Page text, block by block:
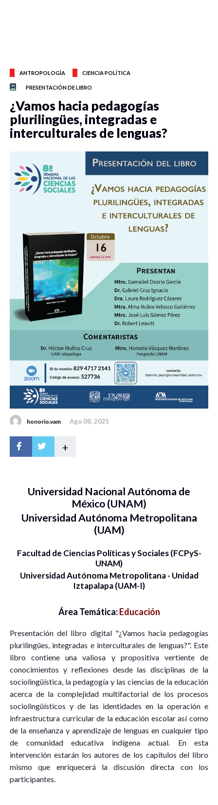
ANTROPOLOGÍA CIENCIA POLÍTICA
PRESENTACIÓN DE LIBRO
¿Vamos hacia pedagogías
plurilingües, integradas e
interculturales de lenguas?
honorio.vam Ago 08, 2025
+
Universidad Nacional Autónoma de
México (UNAM)
Universidad Autónoma Metropolitana
(UAM)
Facultad de Ciencias Políticas y Sociales (FCPyS-
UNAM)
Universidad Autónoma Metropolitana - Unidad
Iztapalapa (UAM-I)
Área Temática:Educación
Presentación del libro digital "¿Vamos hacia pedagogías
plurilingües, integradas e interculturales de lenguas?". Este
libro contiene una valiosa y propositiva vertiente de
conocimientos y reflexiones desde las disciplinas de la
sociolingüística, la pedagogía y las ciencias de la educación
acerca de la complejidad multifactorial de los procesos
sociolingüísticos y de las identidades en la operación e
infraestructura curricular de la educación escolar así como
de la enseñanza y aprendizaje de lenguas en cualquier tipo
de comunidad educativa indígena actual. En esta
intervención estarán los autores de los capítulos del libro
mismo que enriquecerá la discusión directa con los
participantes.